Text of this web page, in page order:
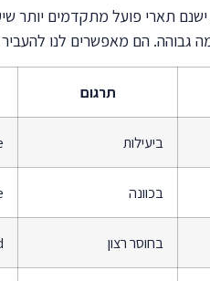
תארי פועל מתקדמים יותר
הם מאפשרים לנו להעביר
תרגום
ביעילות
בכוונה
בחוסר רצון